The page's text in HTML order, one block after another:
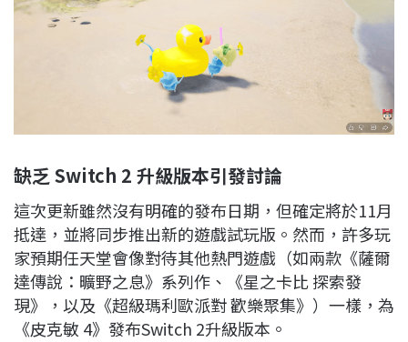
缺乏 Switch 2 升級版本引發討論
這次更新雖然沒有明確的發布日期，但確定將於11月
抵達，並將同步推出新的遊戲試玩版。然而，許多玩
家預期任天堂會像對待其他熱門遊戲（如兩款《薩爾
達傳說：曠野之息》系列作、《星之卡比 探索發
現》，以及《超級瑪利歐派對 歡樂聚集》）一樣，為
《皮克敏 4》發布Switch 2升級版本。